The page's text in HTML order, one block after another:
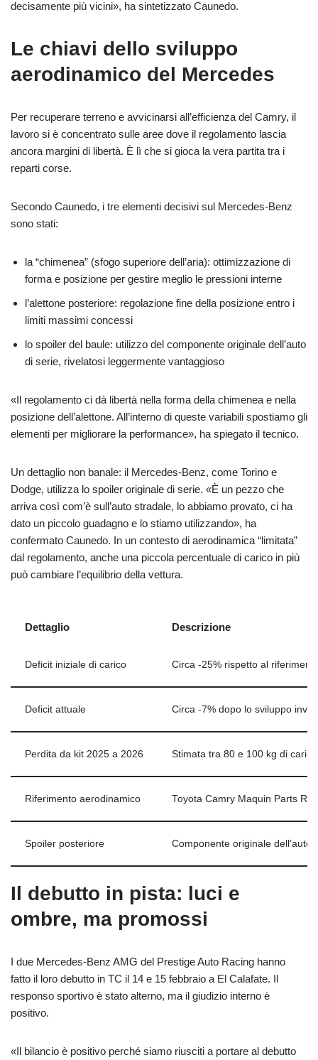
decisamente più vicini», ha sintetizzato Caunedo.
Le chiavi dello sviluppo
aerodinamico del Mercedes
Per recuperare terreno e avvicinarsi all’efficienza del Camry, il
lavoro si è concentrato sulle aree dove il regolamento lascia
ancora margini di libertà. È lì che si gioca la vera partita tra i
reparti corse.
Secondo Caunedo, i tre elementi decisivi sul Mercedes-Benz
sono stati:
la “chimenea” (sfogo superiore dell’aria): ottimizzazione di
forma e posizione per gestire meglio le pressioni interne
l’alettone posteriore: regolazione fine della posizione entro i
limiti massimi concessi
lo spoiler del baule: utilizzo del componente originale dell’auto
di serie, rivelatosi leggermente vantaggioso
«Il regolamento ci dà libertà nella forma della chimenea e nella
posizione dell’alettone. All’interno di queste variabili spostiamo gli
elementi per migliorare la performance», ha spiegato il tecnico.
Un dettaglio non banale: il Mercedes-Benz, come Torino e
Dodge, utilizza lo spoiler originale di serie. «È un pezzo che
arriva così com’è sull’auto stradale, lo abbiamo provato, ci ha
dato un piccolo guadagno e lo stiamo utilizzando», ha
confermato Caunedo. In un contesto di aerodinamica “limitata”
dal regolamento, anche una piccola percentuale di carico in più
può cambiare l’equilibrio della vettura.
Dettaglio Descrizione
Deficit iniziale di carico Circa -25% rispetto al
Deficit attuale Circa -7% dopo lo sviluppo
Perdita da kit 2025 a 2026 Stimata tra 80 e 100 kg di carico
Riferimento aerodinamico Toyota Camry Maquin Parts
Spoiler posteriore Componente originale dell’auto
Il debutto in pista: luci e
ombre, ma promossi
I due Mercedes-Benz AMG del Prestige Auto Racing hanno
fatto il loro debutto in TC il 14 e 15 febbraio a El Calafate. Il
responso sportivo è stato alterno, ma il giudizio interno è
positivo.
«Il bilancio è positivo perché siamo riusciti a portare al debutto